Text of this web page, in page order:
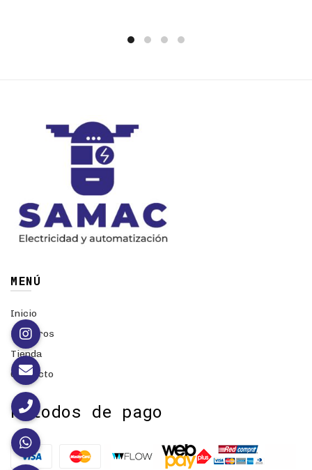
MENÚ
Inicio
Nosotros
Tienda
Contacto
Métodos de pago